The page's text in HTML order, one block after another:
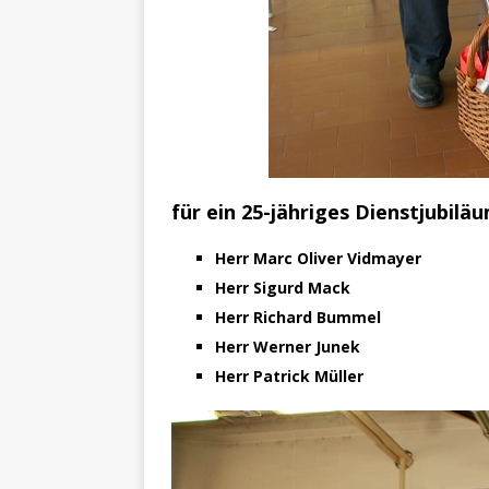
für ein 25-jähriges
Herr Marc Oliver Vidmayer
Herr Sigurd Mack
Herr Richard Bummel
Herr Werner Junek
Herr Patrick Müller